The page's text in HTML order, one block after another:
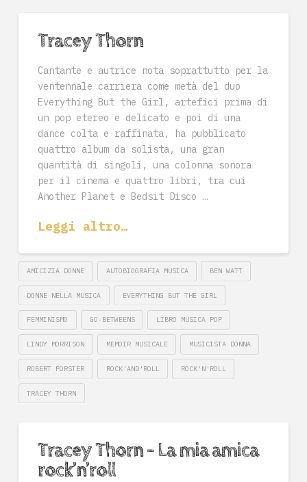
Tracey Thorn
Cantante e autrice nota soprattutto per la
ventennale carriera come metà del duo
Everything But the Girl, artefici prima di
un pop etereo e delicato e poi di una
dance colta e raffinata, ha pubblicato
quattro album da solista, una gran
quantità di singoli, una colonna sonora
per il cinema e quattro libri, tra cui
Another Planet e Bedsit Disco …
Leggi altro…
AMICIZIA DONNE AUTOBIOGRAFIA MUSICA BEN WATT
DONNE NELLA MUSICA EVERYTHING BUT THE GIRL
FEMMINISMO GO-BETWEENS LIBRO MUSICA POP
LINDY MORRISON MEMOIR MUSICALE MUSICISTA DONNA
ROBERT FORSTER ROCK'AND'ROLL ROCK'N'ROLL
TRACEY THORN
Tracey Thorn – La mia amica
rock’n’roll